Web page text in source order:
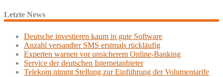
Letzte News
Deutsche investieren kaum in gute Software
Anzahl versandter SMS erstmals rückläufig
Experten warnen vor unsicherem Online-Banking
Service der deutschen Internetanbieter
Telekom nimmt Stellung zur Einführung der Volumentarife